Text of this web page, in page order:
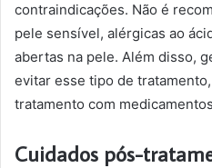
contraindicações. Não é
pele sensível, alérgicas ao
abertas na pele. Além disso,
evitar esse tipo de
tratamento com
Cuidados pós-